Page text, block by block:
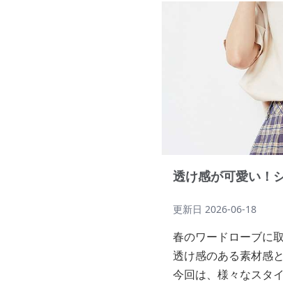
透け感が可愛い！
更新日 2026-06-18
春のワードローブに
透け感のある素材感
今回は、様々なスタ